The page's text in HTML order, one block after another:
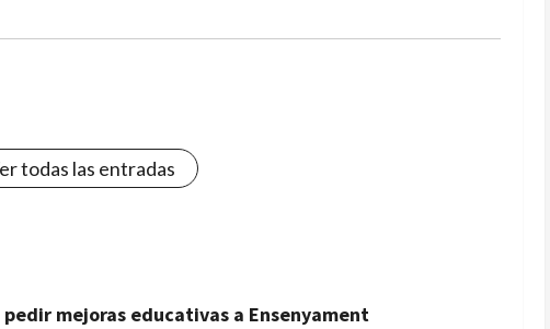
todas las entradas
mejoras educativas a Ensenyament